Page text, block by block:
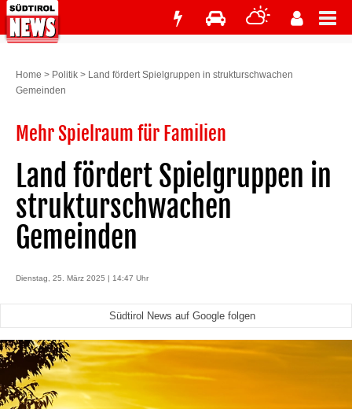
Home > Politik > Land fördert Spielgruppen in strukturschwachen
Gemeinden
Mehr Spielraum für Familien
Land fördert Spielgruppen in
strukturschwachen
Gemeinden
Dienstag, 25. März 2025 | 14:47 Uhr
Südtirol News auf Google folgen